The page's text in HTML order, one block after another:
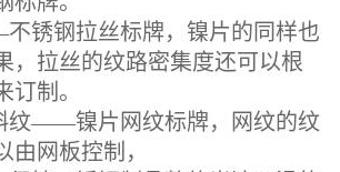
钢拉丝标牌，镍片的同样也
，拉丝的纹路密集度还可以根
订制。
——镍片网纹标牌，网纹的纹
由网板控制，